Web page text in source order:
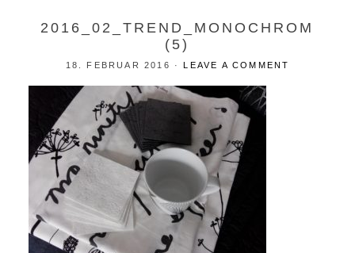
2016_02_TREND_MONOCHROM
(5)
18. FEBRUAR 2016 ·LEAVE A COMMENT